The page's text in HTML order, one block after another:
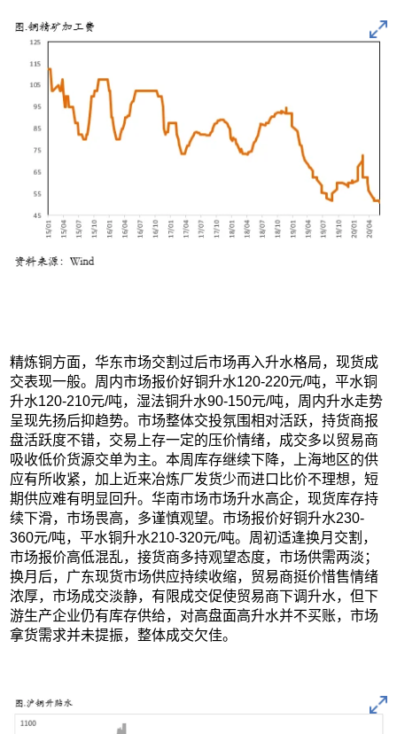
精炼铜方面，华东市场交割过后市场再入升水格局，现货成
交表现一般。周内市场报价好铜升水120-220元/吨，平水铜
升水120-210元/吨，湿法铜升水90-150元/吨，周内升水走势
呈现先扬后抑趋势。市场整体交投氛围相对活跃，持货商报
盘活跃度不错，交易上存一定的压价情绪，成交多以贸易商
吸收低价货源交单为主。本周库存继续下降，上海地区的供
应有所收紧，加上近来冶炼厂发货少而进口比价不理想，短
期供应难有明显回升。华南市场市场升水高企，现货库存持
续下滑，市场畏高，多谨慎观望。市场报价好铜升水230-
360元/吨，平水铜升水210-320元/吨。周初适逢换月交割，
市场报价高低混乱，接货商多持观望态度，市场供需两淡；
换月后，广东现货市场供应持续收缩，贸易商挺价惜售情绪
浓厚，市场成交淡静，有限成交促使贸易商下调升水，但下
游生产企业仍有库存供给，对高盘面高升水并不买账，市场
拿货需求并未提振，整体成交欠佳。